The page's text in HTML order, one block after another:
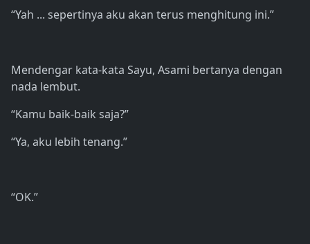
“Yah ... sepertinya aku akan terus menghitung ini.”
Mendengar kata-kata Sayu, Asami bertanya dengan
nada lembut.
“Kamu baik-baik saja?”
“Ya, aku lebih tenang.”
“OK.”